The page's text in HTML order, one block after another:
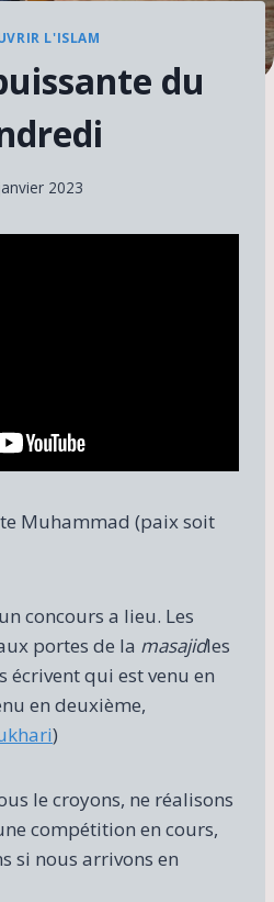
L'ISLAM
du
2023
Muhammad (paix soit
concours a lieu. Les
portes de la masajidles
écrivent qui est venu en
en deuxième,
)
le croyons, ne réalisons
compétition en cours,
si nous arrivons en